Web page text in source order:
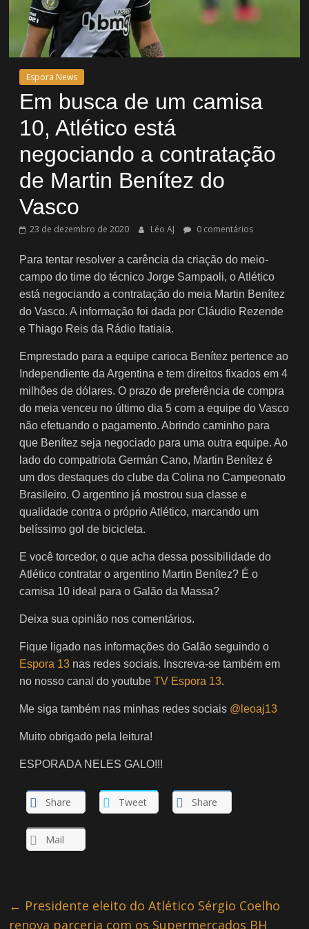
Espora News
Em busca de um camisa
10, Atlético está
negociando a contratação
de Martin Benítez do
Vasco
23 de dezembro de 2020 Léo AJ 0 comentários
Para tentar resolver a carência da criação do meio-
campo do time do técnico Jorge Sampaoli, o Atlético
está negociando a contratação do meia Martin Benítez
do Vasco. A informação foi dada por Cláudio Rezende
e Thiago Reis da Rádio Itatiaia.
Emprestado para a equipe carioca Benítez pertence ao
Independiente da Argentina e tem direitos fixados em 4
milhões de dólares. O prazo de preferência de compra
do meia venceu no último dia 5 com a equipe do Vasco
não efetuando o pagamento. Abrindo caminho para
que Benítez seja negociado para uma outra equipe. Ao
lado do compatriota Germán Cano, Martin Benítez é
um dos destaques do clube da Colina no Campeonato
Brasileiro. O argentino já mostrou sua classe e
qualidade contra o próprio Atlético, marcando um
belíssimo gol de bicicleta.
E você torcedor, o que acha dessa possibilidade do
Atlético contratar o argentino Martin Benítez? É o
camisa 10 ideal para o Galão da Massa?
Deixa sua opinião nos comentários.
Fique ligado nas informações do Galão seguindo o
Espora 13 nas redes sociais. Inscreva-se também em
no nosso canal do youtubeTV Espora 13.
Me siga também nas minhas redes sociais @leoaj13
Muito obrigado pela leitura!
ESPORADA NELES GALO!!!
Share Tweet Share
Mail
← Presidente eleito do Atlético Sérgio Coelho
renova parceria com os Supermercados BH